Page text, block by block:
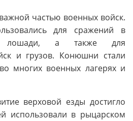
частью военных войск.
для сражений в
лошади, а также для
и грузов. Конюшни стали
многих военных лагерях и
верховой езды достигло
использовали в рыцарском